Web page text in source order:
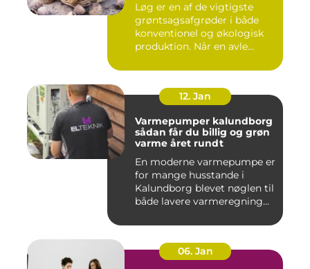
Løg er en af de vigtigste
grøntsagsafgrøder i både
konventionel og økologisk
produktion. Når en avle...
12. Jan
Varmepumper kalundborg
sådan får du billig og grøn
varme året rundt
En moderne varmepumpe er
for mange husstande i
Kalundborg blevet nøglen til
både lavere varmeregning...
06. Jan